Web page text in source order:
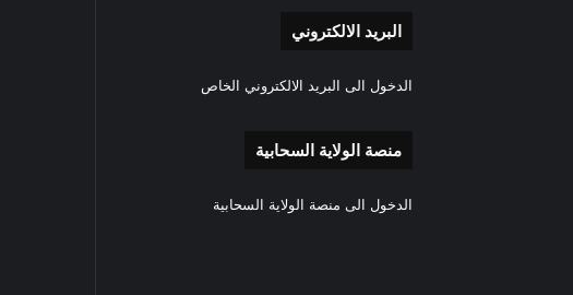
البريد الالكتروني
الدخول الى البريد الالكتروني الخاص
منصة الولاية السحابية
الدخول الى منصة الولاية السحابية